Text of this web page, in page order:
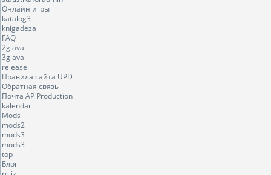
Онлайн игры
katalog3
knigadeza
FAQ
2glava
3glava
release
Правила сайта UPD
Обратная связь
Почта AP Production
kalendar
Mods
mods2
mods3
mods3
top
Блог